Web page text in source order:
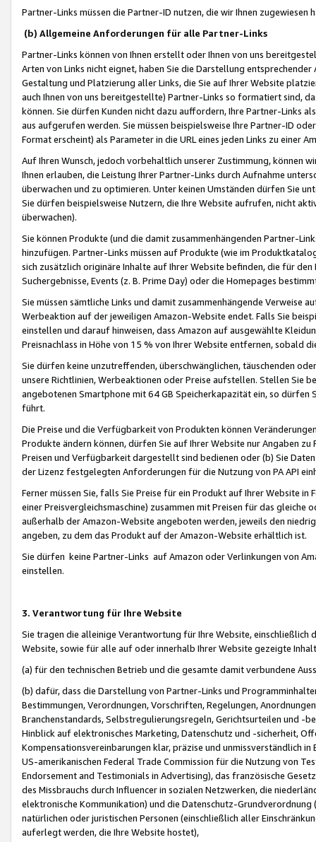
Partner-Links müssen die Partner-ID nutzen, die wir Ihnen zugewiesen
(b) Allgemeine Anforderungen für alle Partner-Links
Partner-Links können von Ihnen erstellt oder Ihnen von uns
Arten von Links nicht eignet, haben Sie die Darstellung
Gestaltung und Platzierung aller Links, die Sie auf Ihrer Website
auch Ihnen von uns bereitgestellte) Partner-Links so formatiert sind,
können. Sie dürfen Kunden nicht dazu auffordern, Ihre Partner-Links
aus aufgerufen werden. Sie müssen beispielsweise Ihre Partner-ID
Format erscheint) als Parameter in die URL eines jeden Links zu einer
Auf Ihren Wunsch, jedoch vorbehaltlich unserer Zustimmung, können
Ihnen erlauben, die Leistung Ihrer Partner-Links durch Aufnahme
überwachen und zu optimieren. Unter keinen Umständen dürfen Sie
Sie dürfen beispielsweise Nutzern, die Ihre Website aufrufen, nicht
überwachen).
Sie können Produkte (und die damit zusammenhängenden Partner-
hinzufügen. Partner-Links müssen auf Produkte (wie im
sich zusätzlich originäre Inhalte auf Ihrer Website befinden, die für
Suchergebnisse, Events (z. B. Prime Day) oder die Homepages
Sie müssen sämtliche Links und damit zusammenhängende
Werbeaktion auf der jeweiligen Amazon-Website endet. Falls Sie
einstellen und darauf hinweisen, dass Amazon auf ausgewählte
Preisnachlass in Höhe von 15 % von Ihrer Website entfernen, sobald
Sie dürfen keine unzutreffenden, überschwänglichen, täuschenden
unsere Richtlinien, Werbeaktionen oder Preise aufstellen. Stellen Sie
angebotenen Smartphone mit 64 GB Speicherkapazität ein, so dürfen
führt.
Die Preise und die Verfügbarkeit von Produkten können
Produkte ändern können, dürfen Sie auf Ihrer Website nur Angaben
Preisen und Verfügbarkeit dargestellt sind bedienen oder (b) Sie
der Lizenz festgelegten Anforderungen für die Nutzung von PA API
Ferner müssen Sie, falls Sie Preise für ein Produkt auf Ihrer Website
einer Preisvergleichsmaschine) zusammen mit Preisen für das
außerhalb der Amazon-Website angeboten werden, jeweils den
angeben, zu dem das Produkt auf der Amazon-Website erhältlich ist.
Sie dürfen keine Partner-Links auf Amazon oder Verlinkungen von
einstellen.
3. Verantwortung für Ihre Website
Sie tragen die alleinige Verantwortung für Ihre Website,
Website, sowie für alle auf oder innerhalb Ihrer Website gezeigte
(a) für den technischen Betrieb und die gesamte damit verbundene
(b) dafür, dass die Darstellung von Partner-Links und
Bestimmungen, Verordnungen, Vorschriften, Regelungen,
Branchenstandards, Selbstregulierungsregeln, Gerichtsurteilen und -
Hinblick auf elektronisches Marketing, Datenschutz und -sicherheit,
Kompensationsvereinbarungen klar, präzise und unmissverständlich
US-amerikanischen Federal Trade Commission für die Nutzung von
Endorsement and Testimonials in Advertising), das französische
des Missbrauchs durch Influencer in sozialen Netzwerken, die
elektronische Kommunikation) und die Datenschutz-
natürlichen oder juristischen Personen (einschließlich aller
auferlegt werden, die Ihre Website hostet),